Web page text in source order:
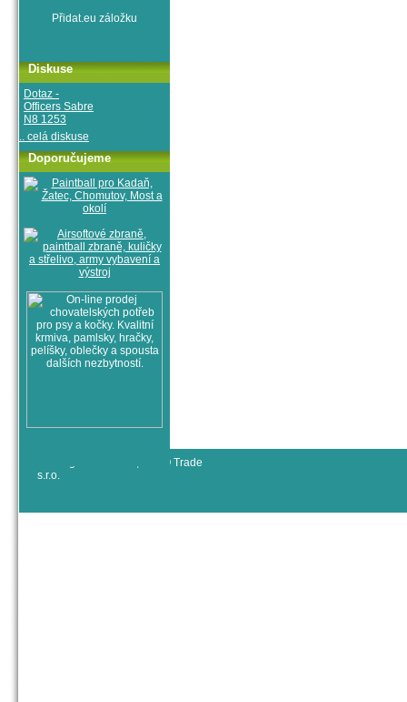
Diskuse
Dotaz -
Officers Sabre
N8 1253
.. celá diskuse
Doporučujeme
© All rights reserved, RYJO Trade
s.r.o.